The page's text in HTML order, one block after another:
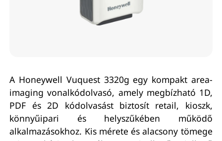
A Honeywell Vuquest 3320g egy kompakt area-
imaging vonalkódolvasó, amely megbízható 1D,
PDF és 2D kódolvasást biztosít retail, kioszk,
könnyűipari és helyszűkében működő
alkalmazásokhoz. Kis mérete és alacsony tömege